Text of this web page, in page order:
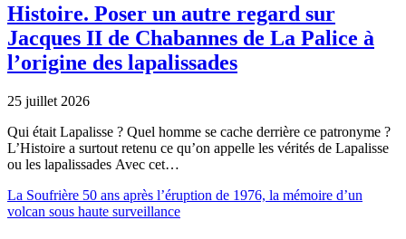
Histoire. Poser un autre regard sur
Jacques II de Chabannes de La Palice à
l’origine des lapalissades
25 juillet 2026
Qui était Lapalisse ? Quel homme se cache derrière ce patronyme ?
L’Histoire a surtout retenu ce qu’on appelle les vérités de Lapalisse
ou les lapalissades Avec cet…
La Soufrière 50 ans après l’éruption de 1976, la mémoire d’un
volcan sous haute surveillance